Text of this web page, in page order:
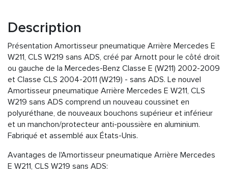
Description
Présentation Amortisseur pneumatique Arrière Mercedes E
W211, CLS W219 sans ADS, créé par Arnott pour le côté droit
ou gauche de la Mercedes-Benz Classe E (W211) 2002-2009
et Classe CLS 2004-2011 (W219) - sans ADS. Le nouvel
Amortisseur pneumatique Arrière Mercedes E W211, CLS
W219 sans ADS comprend un nouveau coussinet en
polyuréthane, de nouveaux bouchons supérieur et inférieur
et un manchon/protecteur anti-poussière en aluminium.
Fabriqué et assemblé aux États-Unis.
Avantages de l'Amortisseur pneumatique Arrière Mercedes
E W211, CLS W219 sans ADS: